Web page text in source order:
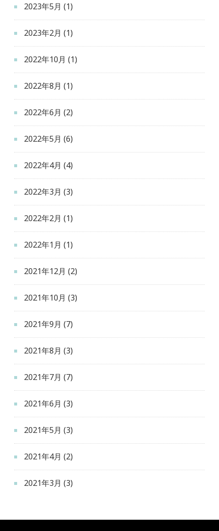
2023年5月 (1)
2023年2月 (1)
2022年10月 (1)
2022年8月 (1)
2022年6月 (2)
2022年5月 (6)
2022年4月 (4)
2022年3月 (3)
2022年2月 (1)
2022年1月 (1)
2021年12月 (2)
2021年10月 (3)
2021年9月 (7)
2021年8月 (3)
2021年7月 (7)
2021年6月 (3)
2021年5月 (3)
2021年4月 (2)
2021年3月 (3)